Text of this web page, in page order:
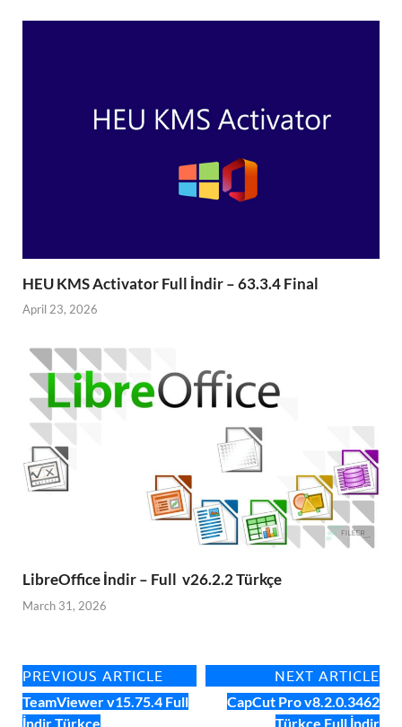
HEU KMS Activator Full İndir – 63.3.4 Final
April 23, 2026
LibreOffice İndir – Full v26.2.2 Türkçe
March 31, 2026
PREVIOUS ARTICLE
TeamViewer v15.75.4 Full
İndir Türkçe
NEXT ARTICLE
CapCut Pro v8.2.0.3462
Türkçe Full İndir